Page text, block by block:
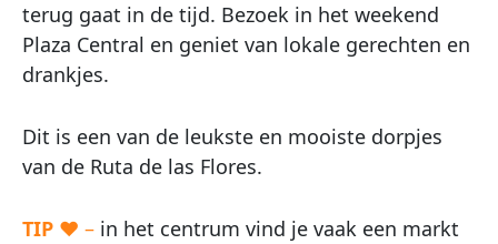
terug gaat in de tijd. Bezoek in het weekend
Plaza Central en geniet van lokale gerechten en
drankjes.
Dit is een van de leukste en mooiste dorpjes
van de Ruta de las Flores.
TIP ♥ – in het centrum vind je vaak een markt